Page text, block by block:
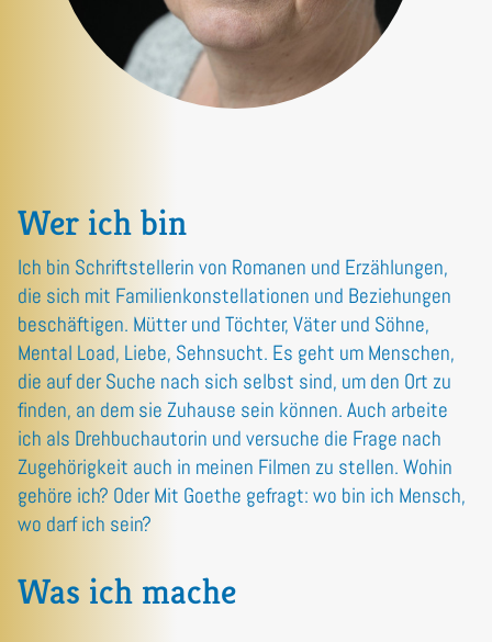
Wer ich bin
Ich bin Schriftstellerin von Romanen und Erzählungen,
die sich mit Familienkonstellationen und Beziehungen
beschäftigen. Mütter und Töchter, Väter und Söhne,
Mental Load, Liebe, Sehnsucht. Es geht um Menschen,
die auf der Suche nach sich selbst sind, um den Ort zu
finden, an dem sie Zuhause sein können. Auch arbeite
ich als Drehbuchautorin und versuche die Frage nach
Zugehörigkeit auch in meinen Filmen zu stellen. Wohin
gehöre ich? Oder Mit Goethe gefragt: wo bin ich Mensch,
wo darf ich sein?
Was ich mache